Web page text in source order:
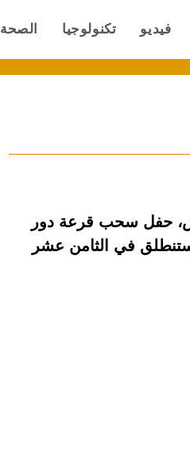
فيديو تكنولوجيا الصحة
حفل سحب قرعة دور
في الثامن عشر